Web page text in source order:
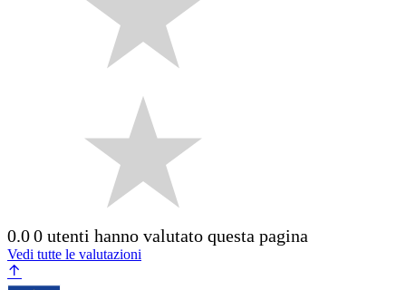
0.00 utenti hanno valutato questa pagina
Vedi tutte le valutazioni